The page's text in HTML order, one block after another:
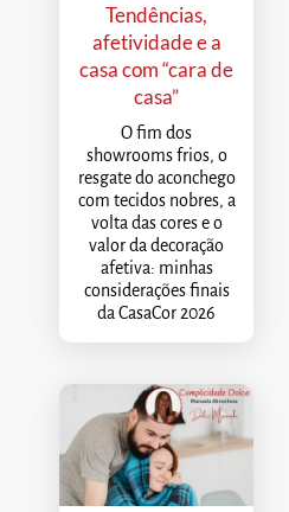
Tendências,
afetividade e a
casa com “cara de
casa”
O fim dos
showrooms frios, o
resgate do aconchego
com tecidos nobres, a
volta das cores e o
valor da decoração
afetiva: minhas
considerações finais
da CasaCor 2026